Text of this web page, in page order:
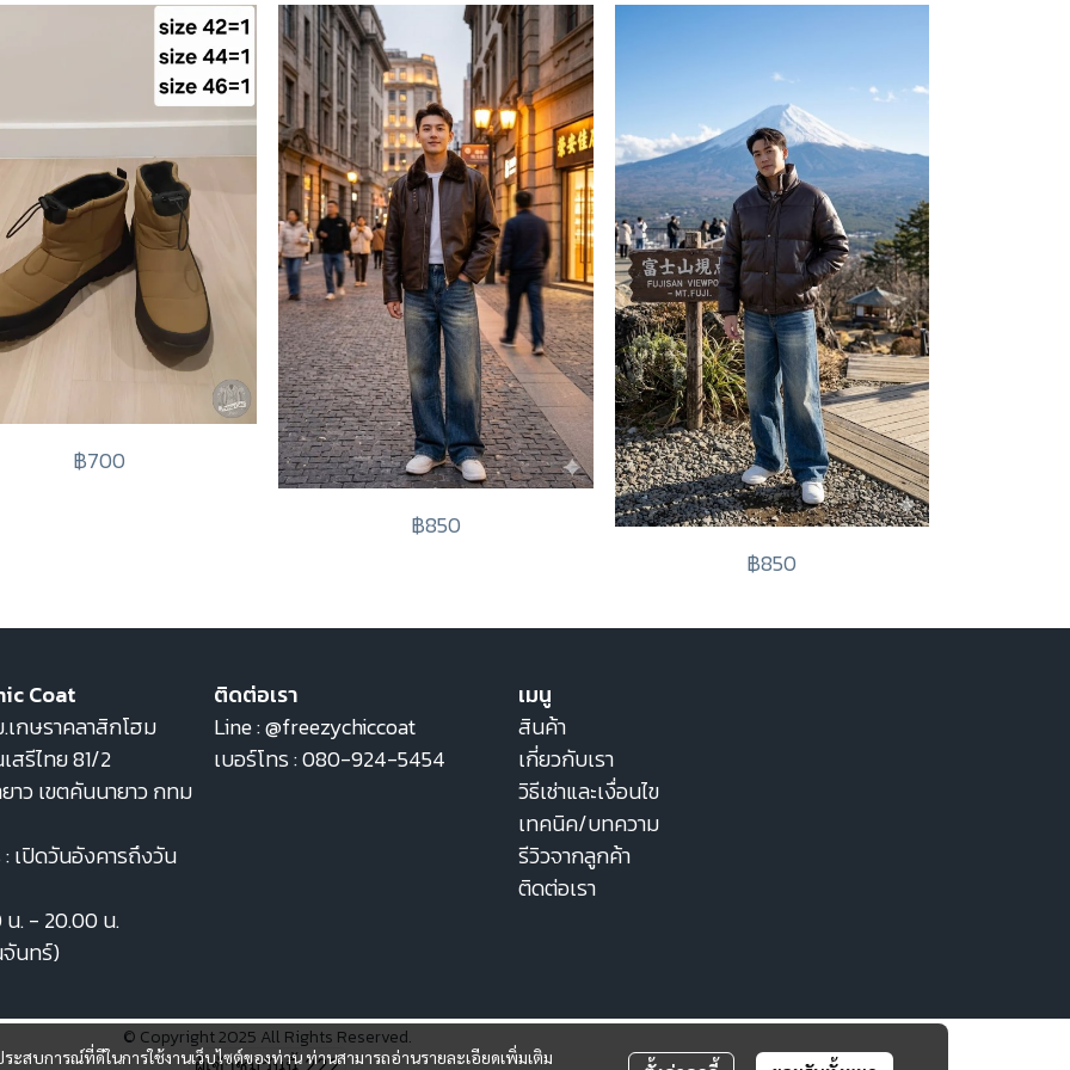
฿700
฿850
฿850
สบการณ์ที่ดีในการใช้งานเว็บไซต์ของท่าน ท่านสามารถอ่านรายละเอียดเพิ่มเติม
Coat
.เกษราคลาสิกโฮม
สรีไทย 81/2
าว เขตคันนายาว กทม
: เปิดวันอังคารถึงวัน
น. - 20.00 น.
นทร์)
ติดต่อเรา
Line :@freezychiccoat
เบอร์โทร :080-924-5454
เมนู
สินค้า
เกี่ยวกับเรา
วิธีเช่าและเงื่อนไข
เทคนิค/บทความ
รีวิวจากลูกค้า
ติดต่อเรา
© Copyright 2025 All Rights Reserved.
ผู้เข้าชมวันนี้222